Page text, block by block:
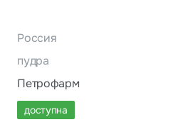
Россия
пудра
Петрофарм
доступна